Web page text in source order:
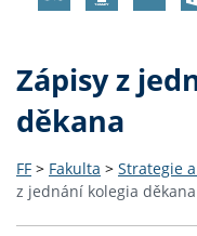
Zápisy z
děkana
FF > Fakulta > Strategie
z jednání kolegia děkana